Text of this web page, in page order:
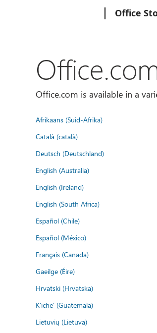
Office
Office.com is available in a
Afrikaans (Suid-Afrika)
Català (català)
Deutsch (Deutschland)
English (Australia)
English (Ireland)
English (South Africa)
Español (Chile)
Español (México)
Français (Canada)
Gaeilge (Éire)
Hrvatski (Hrvatska)
K'iche' (Guatemala)
Lietuvių (Lietuva)